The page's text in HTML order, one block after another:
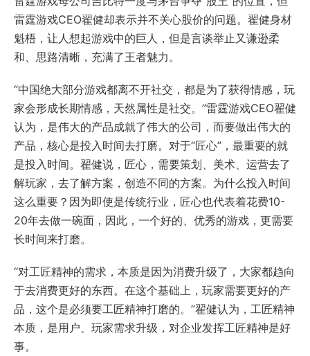
雷霆游戏CEO翟健却表示并不关心股价的问题。翟健身材
魁梧，让人想起游戏中的巨人，但是言谈举止又谦逊柔
和、思路清晰，充满了王者魅力。
“中国绝大部分游戏都离不开社交，都是为了获得情感，玩
家会形成长期情感，天然属性是社交。”雷霆游戏CEO翟健
认为，是伟大的产品成就了伟大的公司，而要做出伟大的
产品，核心是投入时间去打磨。对于“匠心”，最重要的就
是投入时间。翟健说，匠心，需要策划、美术、运营去了
解玩家，去了解方案，创造不同的方案。为什么投入时间
这么重要？因为即使是传统行业，匠心也代表着花费10-
20年去做一碗面，因此，一个好的、优秀的游戏，更需要
长时间来打磨。
“对工匠精神的需求，本质是因为消费升级了，大家都趋向
于去消费更好的东西。在这个基础上，玩家需要更好的产
品，这个是必须要工匠精神打磨的。”翟健认为，工匠精神
本质，是用户、玩家需求升级，对企业发挥工匠精神是好
事。